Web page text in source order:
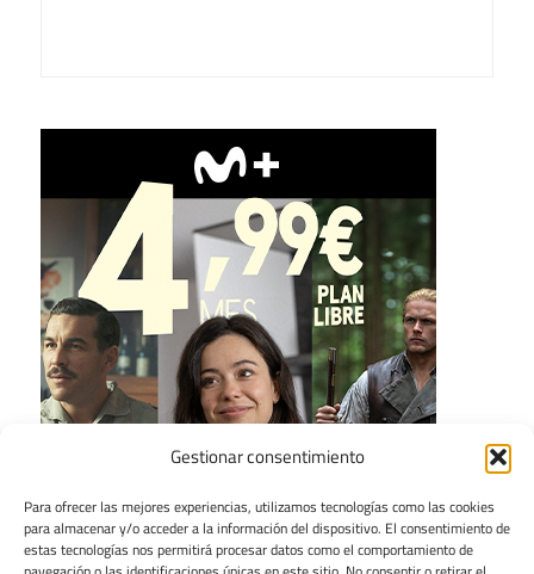
Gestionar consentimiento
Para ofrecer las mejores experiencias, utilizamos tecnologías como las cookies
para almacenar y/o acceder a la información del dispositivo. El consentimiento de
estas tecnologías nos permitirá procesar datos como el comportamiento de